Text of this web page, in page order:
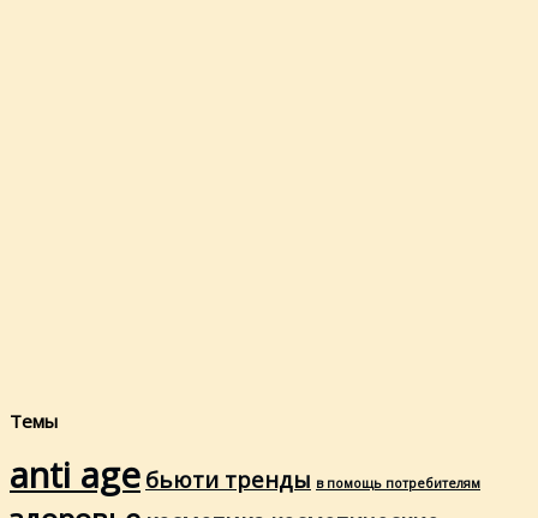
Темы
anti age бьюти тренды в помощь потребителям